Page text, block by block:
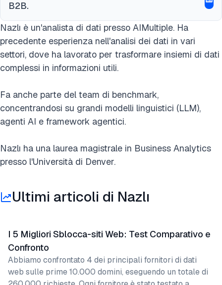
B2B.
Nazlı è un'analista di dati presso AIMultiple. Ha
precedente esperienza nell'analisi dei dati in vari
settori, dove ha lavorato per trasformare insiemi di dati
complessi in informazioni utili.
Fa anche parte del team di benchmark,
concentrandosi su grandi modelli linguistici (LLM),
agenti AI e framework agentici.
Nazlı ha una laurea magistrale in Business Analytics
presso l'Università di Denver.
Ultimi articoli di Nazlı
I 5 Migliori Sblocca-siti Web: Test Comparativo e
Confronto
Abbiamo confrontato 4 dei principali fornitori di dati
web sulle prime 10.000 domini, eseguendo un totale di